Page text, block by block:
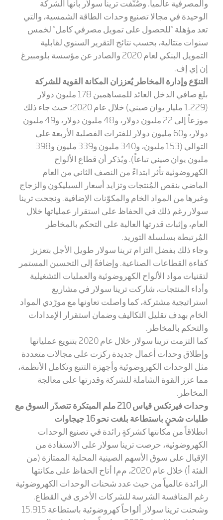
والمصرفية عالمياً. وصُنّفت ترينا سولار بأنها الشركة
الوحيدة في مجالا تصنيع وحدات الطاقة الشمسية، والتي
تعد مؤهلة "للحصول على تمويل مصرفي كامل" لخمس
سنوات متتالية، بحسب نتائج التقرير السنوي لقابلية
التمويل البنكي لعام 2020 والصادر عن مؤسسة بلومبيرغ
إن إي إف.
التنوّع وإدارة المخاطر يُعززان المكانة القوية للشركة
بلغ صافي الدخل العائد للمساهمين 178 مليون دولار
(1.229 مليار يوان صيني) خلال عام 2020؛ حيث جاء ذلك
موزعاً إلى 22 مليون دولار، و48مليون دولار، و49
مليون
دولار، و60 مليون دولار للفترات الفصلية الأربعة على
التوالي (153 مليون، و340 مليون و339 مليون و398
مليون يوان صيني تباعاً). ويُذكر أن قطاع الألواح
الكهروضوئية تأثر ابتداءً من النصف الثاني من العام
الماضي بنقص المُنتجات وتزايد أسعار السيليكون والزجاج
وغيرها من المواد الخام والمكوّنات الإضافية. ونجحت ترينا
سولار رغم ذلك في الحفاظ على استقرار عملياتها خلال
العام، وإثبات قدرتها العالية على التحكم بالمخاطر
المُرتبطة بسلسلة التوريد.
وجاء ذلك بفضل التزام ترينا سولار طويل الأجل بتعزيز
كفاءة القطاعات الصناعية. وإضافةً إلى التحسين المستمر
لتقنيات مواد الألواح الكهروضوئية والعمليات التشغيلية
وأداء المنتجات، شاركت ترينا سولار في مشاريع
استراتيجية مشتركة، كما واصلت تعاونها مع مورّدي المواد
الخام بهدف تقليل التكاليف وضمان استقرار الإمدادات
والتحكم بالمخاطر.
كما التزمت ترينا سولار خلال عام 2020 بتنويع عملياتها
وإطلاق وحدات أعمال جديدة ركزت على مجالات متعددة
مثل الوحدات الكهروضوئية وأجهزة التتبع وتكامل الأنظمة،
مما عزز القوة الشاملة للشركة وقدرتها على معالجة
المخاطر.
وحدات فيرتكس قياس 210 ملم المبتكرة تتصدّر السوق مع
طلبات شحنٍ باستطاعة بلغت نحو 16 جيجاوات
انطلاقاً من مكانتها كشركةٍ رائدة في تصنيع الوحدات
الكهروضوئية، حرصت ترينا سولار على الاستفادة من
الإقبال على سوق الأسهم الصينية المحلية الممتازة (من
الفئة أ) خلال عام 2020 ، مما أتاح الحفاظ على مكانتها
الرائدة عالمياً من حيث عدد شحنات الوحدات الكهروضوئية
رغم المنافسة الشرسة للشركات الأخرى في القطاع.
وشحنت ترينا سولار ألواحاً كهروضوئية باستطاعة 15.915